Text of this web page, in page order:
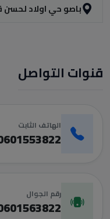
باصو حي اولاد لحسن
قنوات التواصل
الهاتف الثابت
رقم الجوال